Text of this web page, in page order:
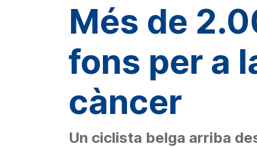
Més de
fons per a
càncer
Un ciclista belga arriba